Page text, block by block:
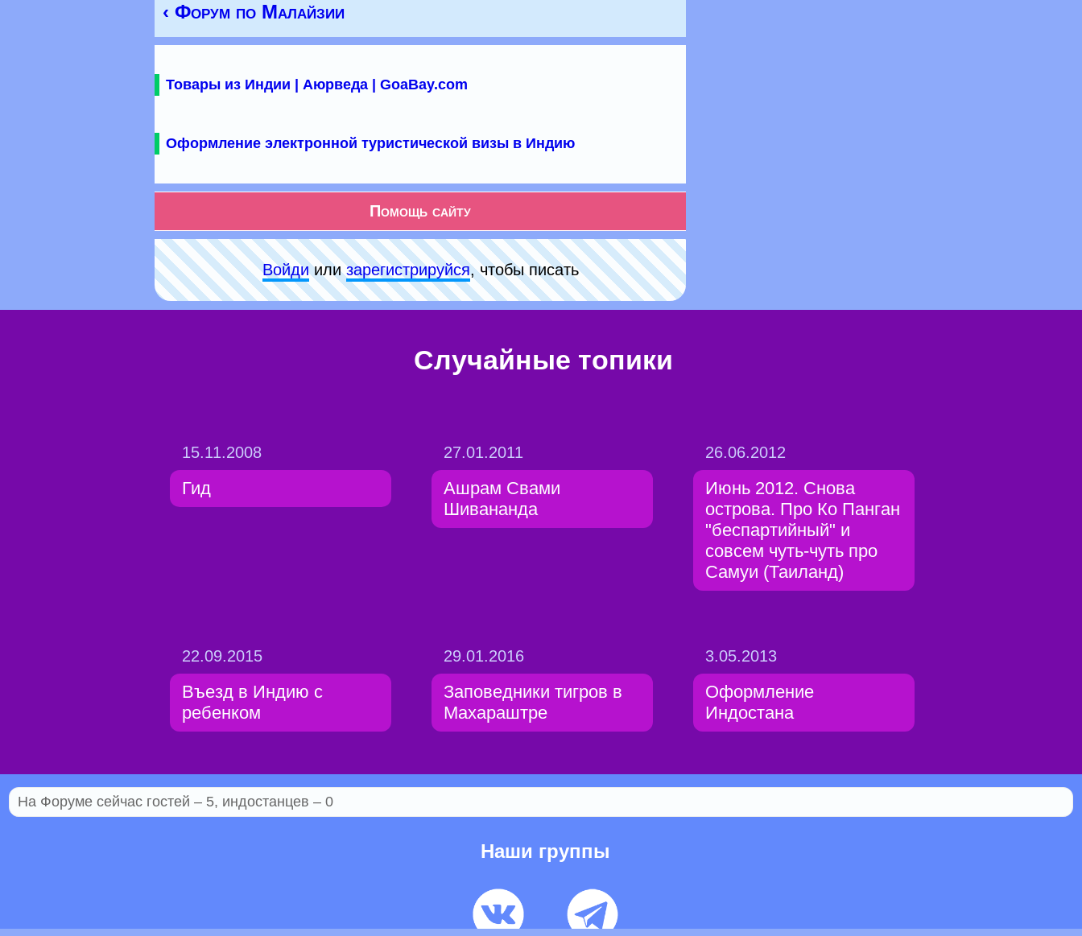
‹ Форум по Малайзии
Товары из Индии | Аюрведа | GoaBay.com
Оформление электронной туристической визы в Индию
Помощь сайту
Войдиилизарeгиcтpируйся, чтобы писать
Случайные топики
15.11.2008
Гид
27.01.2011
Ашрам Свами
Шивананда
26.06.2012
Июнь 2012. Снова
острова. Про Ко Панган
"беспартийный" и
совсем чуть-чуть про
Самуи (Таиланд)
22.09.2015
Въезд в Индию с
ребенком
29.01.2016
Заповедники тигров в
Махараштре
3.05.2013
Оформление
Индостана
На Форуме сейчас гостей – 5, индостанцев – 0
Наши группы